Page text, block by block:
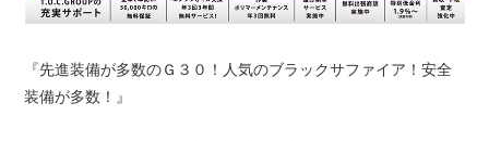
『先進装備が多数のＧ３０！人気のブラックサファイア！安全
装備が多数！』